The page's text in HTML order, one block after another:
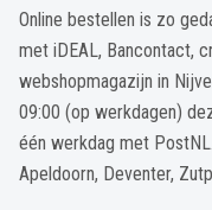
Online bestellen is zo
met iDEAL, Bancontact,
webshopmagazijn in
09:00 (op werkdagen)
één werkdag met
Apeldoorn, Deventer,